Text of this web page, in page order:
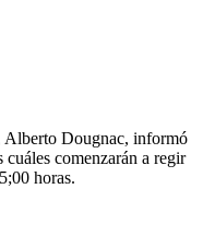
Alberto Dougnac, informó
cuáles comenzarán a regir
horas.